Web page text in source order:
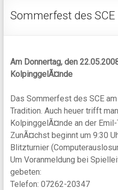
Sommerfest des SCE
Am Donnertag, den
KolpinggelÃ¤nde
Das Sommerfest des SCE
Tradition. Auch heuer trifft
KolpinggelÃ¤nde an der
ZunÃ¤chst beginnt um 9:30
Blitzturnier
Um Voranmeldung bei
gebeten:
Telefon: 07262-20347